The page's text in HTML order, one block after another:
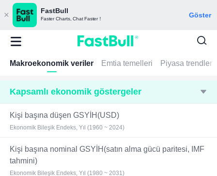
FastBull
Faster Charts, Chat Faster！ Göster
Makroekonomik veriler Emtia temelleri Piyasa trendleri
Kapsamlı ekonomik göstergeler
Kişi başına düşen GSYİH(USD)
Ekonomik Bileşik Endeks, Yıl (1960 ~ 2024)
Kişi başına nominal GSYİH(satın alma gücü paritesi, IMF
tahmini)
Ekonomik Bileşik Endeks, Yıl (1980 ~ 2031)